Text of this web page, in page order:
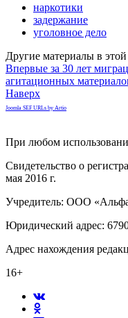
наркотики
задержание
уголовное дело
Другие материалы в этой
Впервые за 30 лет
агитационных
Наверх
Joomla SEF URLs by Artio
При любом
Свидетельство о
мая 2016 г.
Учредитель: ООО
Юридический адрес:
Адрес нахождения
16+